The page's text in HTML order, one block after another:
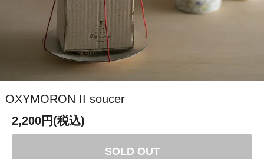
OXYMORON II soucer
2,200円(税込)
SOLD OUT